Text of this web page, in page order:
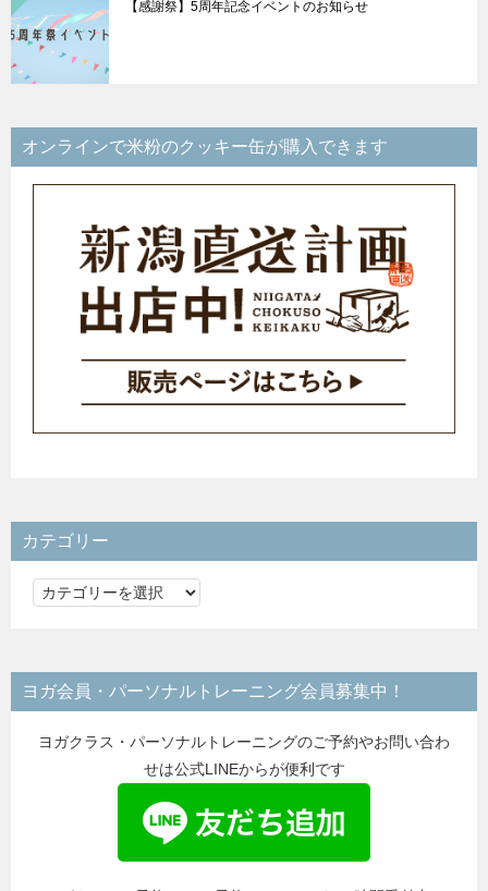
【感謝祭】5周年記念イベントのお知らせ
オンラインで米粉のクッキー缶が購入できます
カテゴリー
カ
リ
ー
ヨガ会員・パーソナルトレーニング会員募集中！
ヨガクラス・パーソナルトレーニングのご予約やお問い合わ
せは公式LINEからが便利です